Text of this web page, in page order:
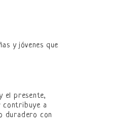
y jóvenes que
el presente,
contribuye a
duradero con